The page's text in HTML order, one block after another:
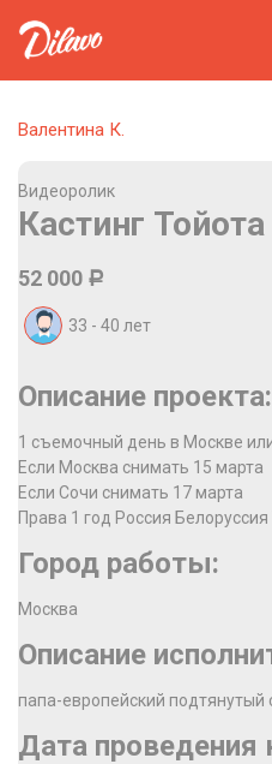
Валентина К.
Видеоролик
Кастинг Тойота
52 000 Р
33 - 40 лет
Описание проекта:
1 съемочный день в Москве
Если Москва снимать 15 марта
Если Сочи снимать 17 марта
Права 1 год Россия Белоруссия
Город работы:
Москва
Описание
папа-европейский подтянутый
Дата проведения